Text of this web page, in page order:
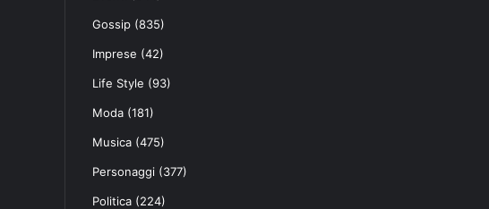
Gossip (835)
Imprese (42)
Life Style (93)
Moda (181)
Musica (475)
Personaggi (377)
Politica (224)